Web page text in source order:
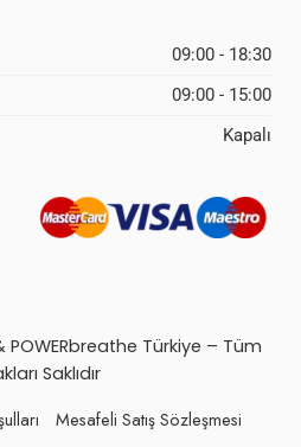
09:00 - 18:30
09:00 - 15:00
Kapalı
Türkiye – Tüm
Saklıdır
Mesafeli Satış Sözleşmesi